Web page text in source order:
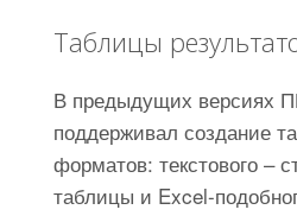
Таблицы
В предыдущих версиях
поддерживал создание
форматов: текстового –
таблицы и Excel-